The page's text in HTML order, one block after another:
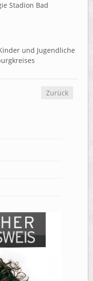
Stadion Bad
und Jugendliche
Zurück